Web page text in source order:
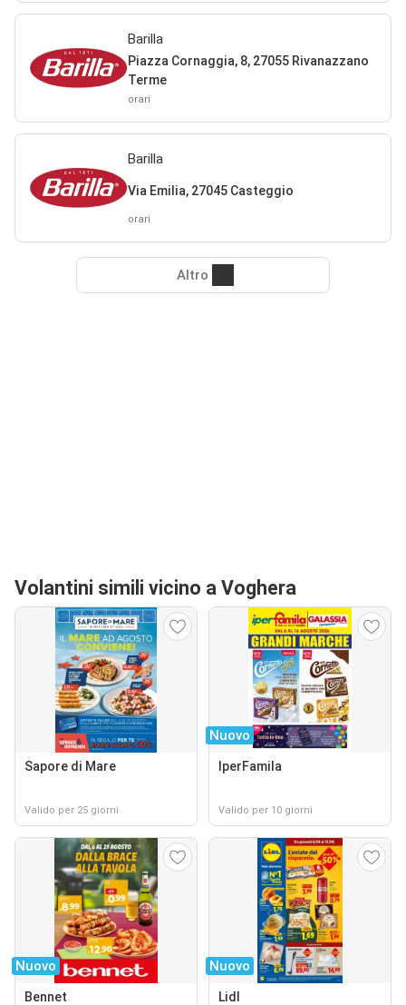
Barilla
Piazza Cornaggia, 8, 27055 Rivanazzano
Terme
orari
Barilla
Via Emilia, 27045 Casteggio
orari
Altro
Volantini simili vicino a Voghera
Sapore di Mare
Valido per 25 giorni
Nuovo
IperFamila
Valido per 10 giorni
Nuovo
Bennet
Nuovo
Lidl